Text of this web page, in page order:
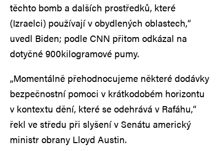
těchto bomb a dalších prostředků, které
(Izraelci) používají v obydlených oblastech,“
uvedl Biden; podle CNN přitom odkázal na
dotyčné 900kilogramové pumy.
„Momentálně přehodnocujeme některé dodávky
bezpečnostní pomoci v krátkodobém horizontu
v kontextu dění, které se odehrává v Rafáhu,“
řekl ve středu při slyšení v Senátu americký
ministr obrany Lloyd Austin.